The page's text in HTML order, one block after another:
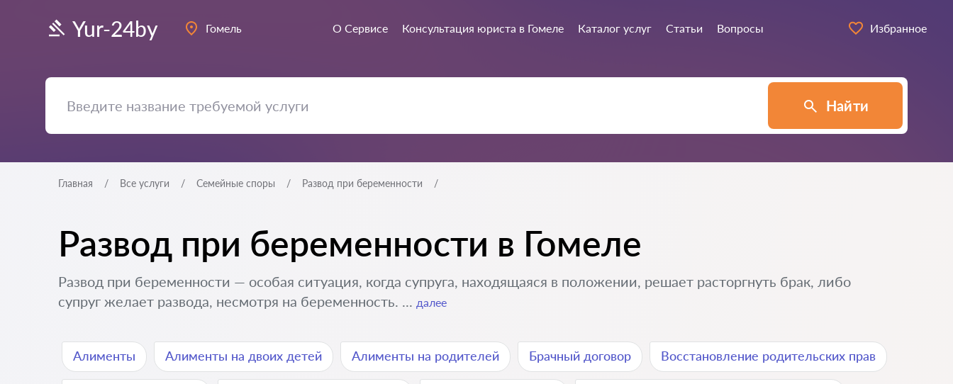
Yur-24by Гомель О Сервисе Консультация юриста в Гомеле Каталог услуг Статьи Вопросы Избранное
Найти
Главная Все услуги Семейные споры Развод при беременности
Развод при беременности в Гомеле
Развод при беременности — особая ситуация, когда супруга, находящаяся в положении, решает расторгнуть брак, либо
супруг желает развода, несмотря на беременность. ... далее
Алименты Алименты на двоих детей Алименты на родителей Брачный договор Восстановление родительских прав